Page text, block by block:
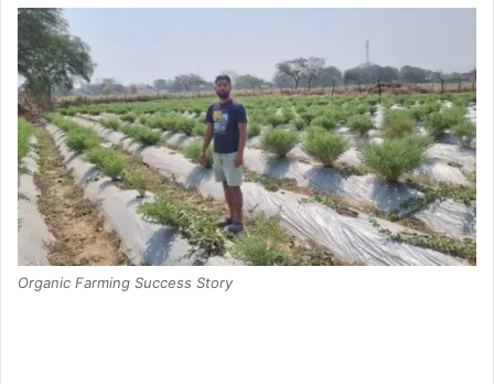
Organic Farming Success Story